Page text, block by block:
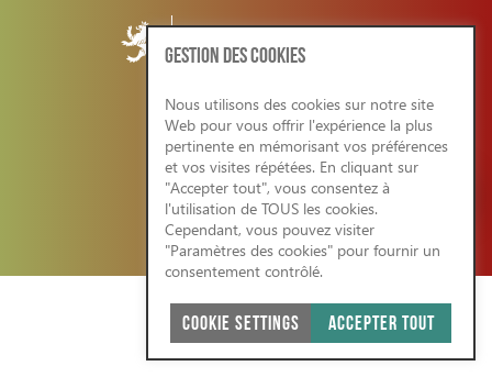
CONDITIONS GENERALES/RGPD
SITE WEB ÉCO-RESPONSABLE 2026
GESTION DES COOKIES
Nous utilisons des cookies sur notre site
Web pour vous offrir l'expérience la plus
pertinente en mémorisant vos préférences
et vos visites répétées. En cliquant sur
"Accepter tout", vous consentez à
l'utilisation de TOUS les cookies.
Cependant, vous pouvez visiter
"Paramètres des cookies" pour fournir un
consentement contrôlé.
COOKIE SETTINGS ACCEPTER TOUT